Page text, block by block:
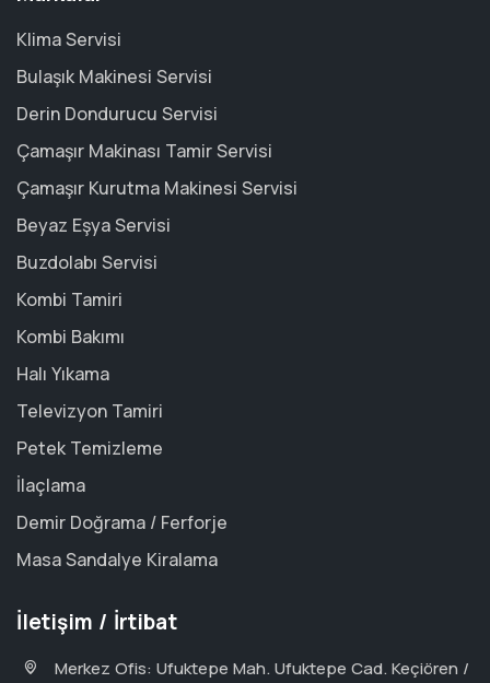
Klima Servisi
Bulaşık Makinesi Servisi
Derin Dondurucu Servisi
Çamaşır Makinası Tamir Servisi
Çamaşır Kurutma Makinesi Servisi
Beyaz Eşya Servisi
Buzdolabı Servisi
Kombi Tamiri
Kombi Bakımı
Halı Yıkama
Televizyon Tamiri
Petek Temizleme
İlaçlama
Demir Doğrama / Ferforje
Masa Sandalye Kiralama
İletişim / İrtibat
Merkez Ofis: Ufuktepe Mah. Ufuktepe Cad. Keçiören /